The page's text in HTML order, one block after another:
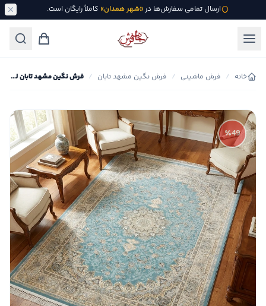
ارسال تمامی سفارش‌ها در«شهر همدان» کاملاً رایگان است.
خانه / فرش ماشینی / فرش نگین مشهد تابان / فرش نگین مشهد تابان لچک ترنج کد 15055
٪49